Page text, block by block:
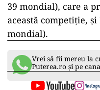
39 mondial), care a
această competiţie,
mondial).
Vrei să fii mereu la
Puterea.ro și pe